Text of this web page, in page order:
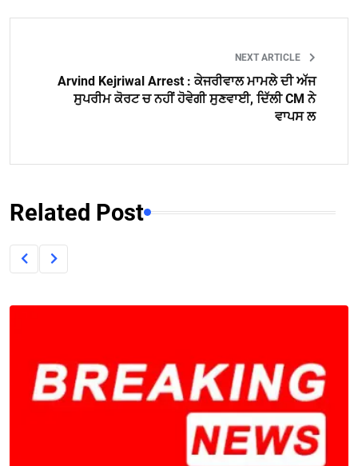
NEXT ARTICLE
Arvind Kejriwal Arrest : ਕੇਜਰੀਵਾਲ ਮਾਮਲੇ ਦੀ ਅੱਜ
ਸੁਪਰੀਮ ਕੋਰਟ ਚ ਨਹੀਂ ਹੋਵੇਗੀ ਸੁਣਵਾਈ, ਦਿੱਲੀ CM ਨੇ
ਵਾਪਸ ਲ
Related Post